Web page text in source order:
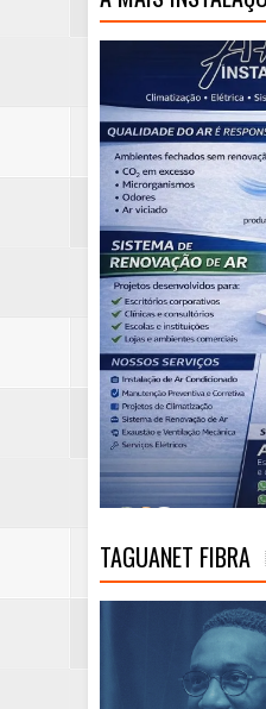
TAGUANET FIBRA